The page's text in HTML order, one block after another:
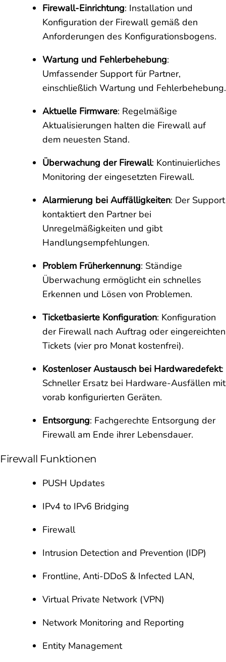
Firewall-Einrichtung: Installation und
Konfiguration der Firewall gemäß den
Anforderungen des Konfigurationsbogens.
Wartung und Fehlerbehebung:
Umfassender Support für Partner,
einschließlich Wartung und Fehlerbehebung.
Aktuelle Firmware: Regelmäßige
Aktualisierungen halten die Firewall auf
dem neuesten Stand.
Überwachung der Firewall: Kontinuierliches
Monitoring der eingesetzten Firewall.
Alarmierung bei Auffälligkeiten: Der Support
kontaktiert den Partner bei
Unregelmäßigkeiten und gibt
Handlungsempfehlungen.
Problem Früherkennung: Ständige
Überwachung ermöglicht ein schnelles
Erkennen und Lösen von Problemen.
Ticketbasierte Konfiguration: Konfiguration
der Firewall nach Auftrag oder eingereichten
Tickets (vier pro Monat kostenfrei).
Kostenloser Austausch bei Hardwaredefekt:
Schneller Ersatz bei Hardware-Ausfällen mit
vorab konfigurierten Geräten.
Entsorgung: Fachgerechte Entsorgung der
Firewall am Ende ihrer Lebensdauer.
Firewall Funktionen
PUSH Updates
IPv4 to IPv6 Bridging
Firewall
Intrusion Detection and Prevention (IDP)
Frontline, Anti-DDoS & Infected LAN,
Virtual Private Network (VPN)
Network Monitoring and Reporting
Entity Management